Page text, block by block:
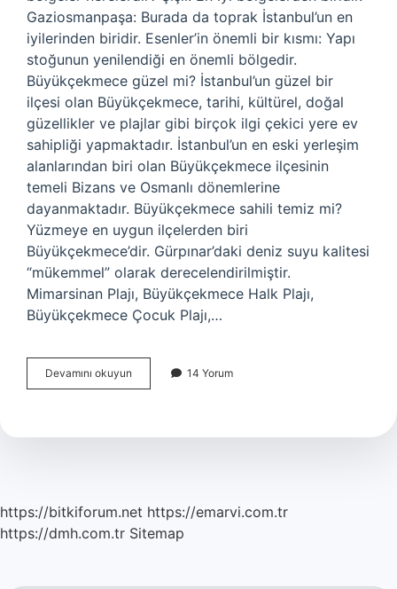
Gaziosmanpaşa: Burada da toprak İstanbul’un en
iyilerinden biridir. Esenler’in önemli bir kısmı: Yapı
stoğunun yenilendiği en önemli bölgedir.
Büyükçekmece güzel mi? İstanbul’un güzel bir
ilçesi olan Büyükçekmece, tarihi, kültürel, doğal
güzellikler ve plajlar gibi birçok ilgi çekici yere ev
sahipliği yapmaktadır. İstanbul’un en eski yerleşim
alanlarından biri olan Büyükçekmece ilçesinin
temeli Bizans ve Osmanlı dönemlerine
dayanmaktadır. Büyükçekmece sahili temiz mi?
Yüzmeye en uygun ilçelerden biri
Büyükçekmece’dir. Gürpınar’daki deniz suyu kalitesi
“mükemmel” olarak derecelendirilmiştir.
Mimarsinan Plajı, Büyükçekmece Halk Plajı,
Büyükçekmece Çocuk Plajı,…
Devamını okuyun Büyükçekmece
Güvenli
14 Yorum
https://bitkiforum.net https://emarvi.com.tr
https://dmh.com.tr Sitemap